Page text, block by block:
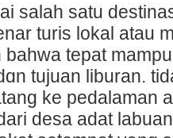
turis lokal atau
bahwa tepat
tujuan liburan.
ke pedalaman
desa adat